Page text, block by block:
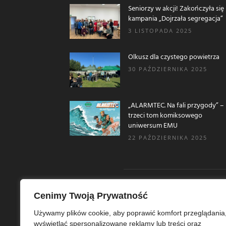
Cenimy Twoją Prywatność
Używamy plików cookie, aby poprawić komfort przeglądania,
wyświetlać spersonalizowane reklamy lub treści oraz
Seniorzy w akcji! Zakończyła się
kampania „Dojrzała segregacja”
3 LISTOPADA 2025
Olkusz dla czystego powietrza
30 PAŹDZIERNIKA 2025
„ALARMTEC. Na fali przygody” –
trzeci tom komiksowego
uniwersum EMU
22 PAŹDZIERNIKA 2025